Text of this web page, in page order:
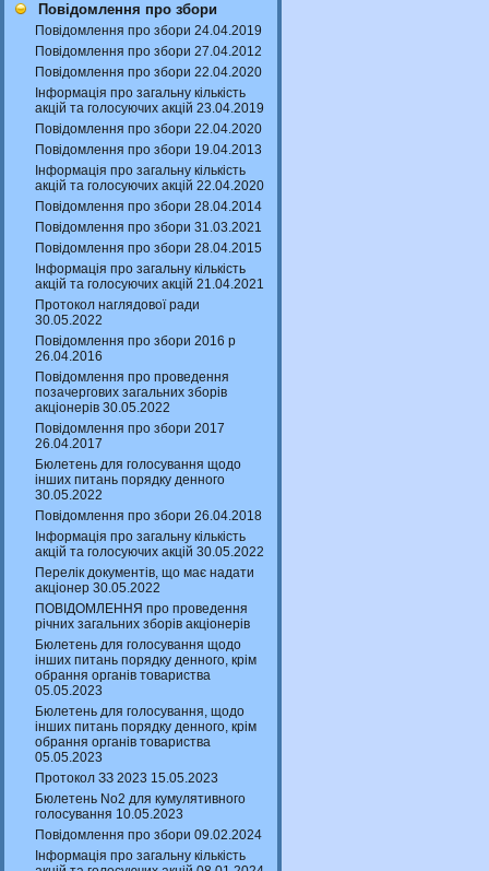
Повідомлення про збори
Повідомлення про збори 24.04.2019
Повідомлення про збори 27.04.2012
Повідомлення про збори 22.04.2020
Інформація про загальну кількість
акцій та голосуючих акцій 23.04.2019
Повідомлення про збори 22.04.2020
Повідомлення про збори 19.04.2013
Інформація про загальну кількість
акцій та голосуючих акцій 22.04.2020
Повідомлення про збори 28.04.2014
Повідомлення про збори 31.03.2021
Повідомлення про збори 28.04.2015
Інформація про загальну кількість
акцій та голосуючих акцій 21.04.2021
Протокол наглядової ради
30.05.2022
Повідомлення про збори 2016 р
26.04.2016
Повідомлення про проведення
позачергових загальних зборів
акціонерів 30.05.2022
Повідомлення про збори 2017
26.04.2017
Бюлетень для голосування щодо
інших питань порядку денного
30.05.2022
Повідомлення про збори 26.04.2018
Інформація про загальну кількість
акцій та голосуючих акцій 30.05.2022
Перелік документів, що має надати
акціонер 30.05.2022
ПОВІДОМЛЕННЯ про проведення
річних загальних зборів акціонерів
Бюлетень для голосування щодо
інших питань порядку денного, крім
обрання органів товариства
05.05.2023
Бюлетень для голосування, щодо
інших питань порядку денного, крім
обрання органів товариства
05.05.2023
Протокол ЗЗ 2023 15.05.2023
Бюлетень No2 для кумулятивного
голосування 10.05.2023
Повідомлення про збори 09.02.2024
Інформація про загальну кількість